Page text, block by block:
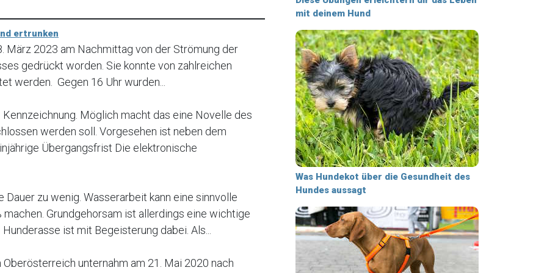
ertrunken
März 2023 am Nachmittag von der Strömung der
gedrückt worden. Sie konnte von zahlreichen
werden. Gegen 16 Uhr wurden...
Möglich macht das eine Novelle des
werden soll. Vorgesehen ist neben dem
Übergangsfrist Die elektronische
zu wenig. Wasserarbeit kann eine sinnvolle
Grundgehorsam ist allerdings eine wichtige
ist mit Begeisterung dabei. Als...
unternahm am 21. Mai 2020 nach
mit deinem Hund
Was Hundekot über die Gesundheit des
Hundes aussagt